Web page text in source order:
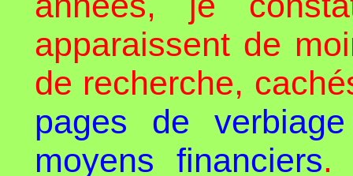
apparaissent de
de recherche,
pages de
moyens financiers.